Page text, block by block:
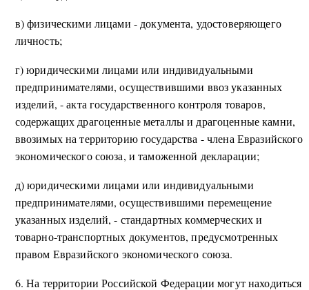
в) физическими лицами - документа, удостоверяющего
личность;
г) юридическими лицами или индивидуальными
предпринимателями, осуществившими ввоз указанных
изделий, - акта государственного контроля товаров,
содержащих драгоценные металлы и драгоценные камни,
ввозимых на территорию государства - члена Евразийского
экономического союза, и таможенной декларации;
д) юридическими лицами или индивидуальными
предпринимателями, осуществившими перемещение
указанных изделий, - стандартных коммерческих и
товарно-транспортных документов, предусмотренных
правом Евразийского экономического союза.
6. На территории Российской Федерации могут находиться